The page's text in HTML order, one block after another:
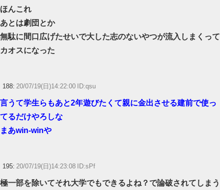
ほんこれ
あとは劇団とか
無駄に間口広げたせいで大した志のないやつが流入しまくって
カオスになった
188: 20/07/19(日)14:22:00 ID:qsu
言うて学生らもあと2年遊びたくて親に金出させる建前で使っ
てるだけやろしな
まあwin-winや
195: 20/07/19(日)14:23:08 ID:sPf
極一部を除いてそれ大学でもできるよね？で論破されてしまう